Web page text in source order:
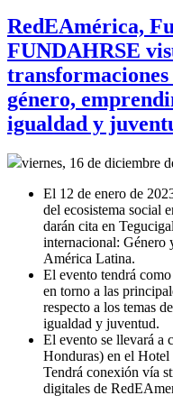
RedEAmérica,
FUNDAHRSE
transformaciones
género,
igualdad y
viernes, 16 de diciembre
El 12 de enero de
del ecosistema social
darán cita en
internacional: Género
América Latina.
El evento tendrá
en torno a las
respecto a los temas
igualdad y juventud.
El evento se llevará a
Honduras) en el Hotel
Tendrá conexión vía
digitales de